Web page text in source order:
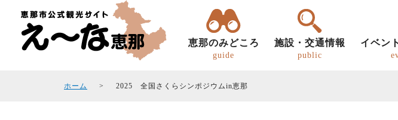
恵那のみどころ
guide
施設・交通情報
public
イベン
ホーム 2025 全国さくらシンポジウムin恵那